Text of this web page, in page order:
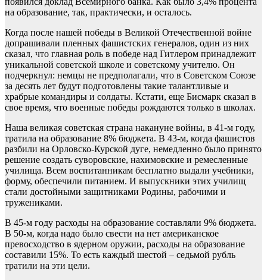
на образование, так, практически, и осталось.
Когда после нашей победы в Великой Отечественной войне
допрашивали пленных фашистских генералов, один из них
сказал, что главная роль в победе над Гитлером принадлежит
уникальной советской школе и советскому учителю. Он
подчеркнул: немцы не предполагали, что в Советском Союзе
за десять лет будут подготовлены такие талантливые и
храбрые командиры и солдаты. Кстати, еще Бисмарк сказал в
свое время, что военные победы рождаются только в школах.
Наша великая советская страна накануне войны, в 41-м году,
тратила на образование 8% бюджета. В 43-м, когда фашистов
разбили на Орловско-Курской дуге, немедленно было принято
решение создать суворовские, нахимовские и ремесленные
училища. Всем воспитанникам бесплатно выдали учебники,
форму, обеспечили питанием. И выпускники этих училищ
стали достойными защитниками Родины, рабочими и
тружениками.
В 45-м году расходы на образование составляли 9% бюджета.
В 50-м, когда надо было свести на нет американское
превосходство в ядерном оружии, расходы на образование
составили 15%. То есть каждый шестой – седьмой рубль
тратили на эти цели.